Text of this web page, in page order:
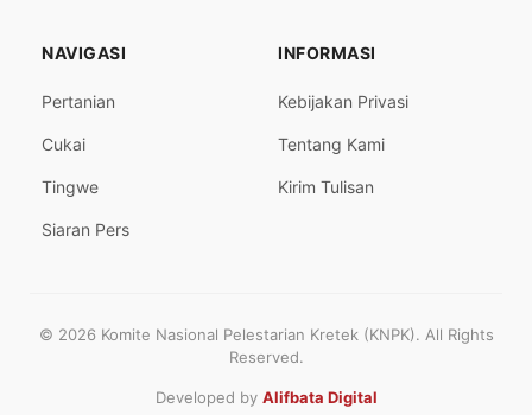
NAVIGASI
Pertanian
Cukai
Tingwe
Siaran Pers
INFORMASI
Kebijakan Privasi
Tentang Kami
Kirim Tulisan
© 2026 Komite Nasional Pelestarian Kretek (KNPK). All Rights
Reserved.
Developed by Alifbata Digital